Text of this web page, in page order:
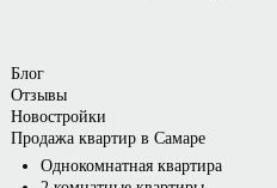
Блог
Отзывы
Новостройки
Продажа квартир в Самаре
Однокомнатная квартира